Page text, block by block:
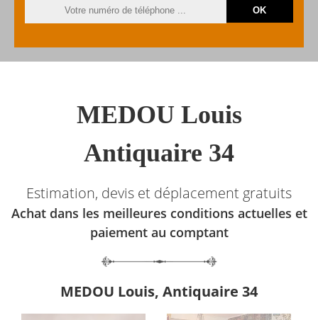
MEDOU Louis
Antiquaire 34
Estimation, devis et déplacement gratuits
Achat dans les meilleures conditions actuelles et
paiement au comptant
MEDOU Louis, Antiquaire 34